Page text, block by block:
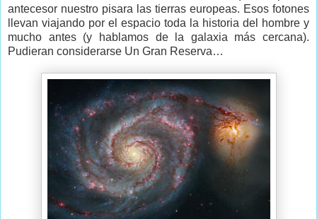
antecesor nuestro pisara las tierras europeas. Esos fotones
llevan viajando por el espacio toda la historia del hombre y
mucho antes (y hablamos de la galaxia más cercana).
Pudieran considerarse Un Gran Reserva…